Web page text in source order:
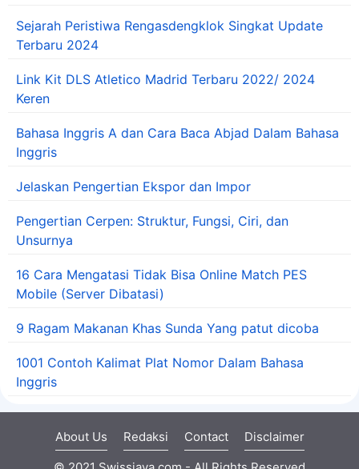
Sejarah Peristiwa Rengasdengklok Singkat Update
Terbaru 2024
Link Kit DLS Atletico Madrid Terbaru 2022/ 2024
Keren
Bahasa Inggris A dan Cara Baca Abjad Dalam Bahasa
Inggris
Jelaskan Pengertian Ekspor dan Impor
Pengertian Cerpen: Struktur, Fungsi, Ciri, dan
Unsurnya
16 Cara Mengatasi Tidak Bisa Online Match PES
Mobile (Server Dibatasi)
9 Ragam Makanan Khas Sunda Yang patut dicoba
1001 Contoh Kalimat Plat Nomor Dalam Bahasa
Inggris
About Us Redaksi Contact
Disclaimer